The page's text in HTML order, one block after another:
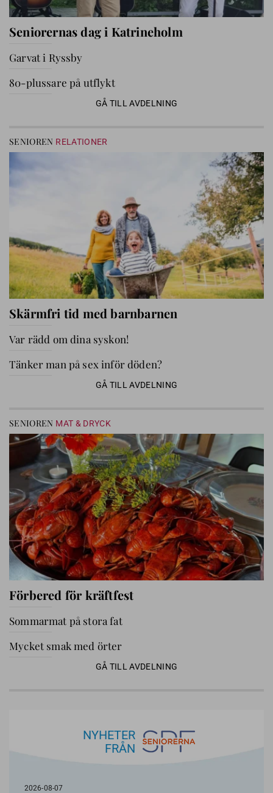
Seniorernas dag i Katrineholm
Garvat i Ryssby
80-plussare på utflykt
GÅ TILL AVDELNING
SENIOREN RELATIONER
Skärmfri tid med barnbarnen
Var rädd om dina syskon!
Tänker man på sex inför döden?
GÅ TILL AVDELNING
SENIOREN MAT & DRYCK
Förbered för kräftfest
Sommarmat på stora fat
Mycket smak med örter
GÅ TILL AVDELNING
NYHETER
FRÅN
2026-08-07